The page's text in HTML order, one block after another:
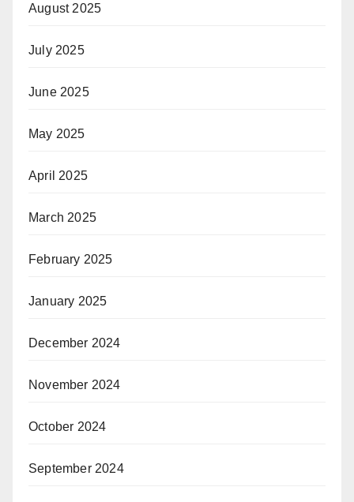
August 2025
July 2025
June 2025
May 2025
April 2025
March 2025
February 2025
January 2025
December 2024
November 2024
October 2024
September 2024